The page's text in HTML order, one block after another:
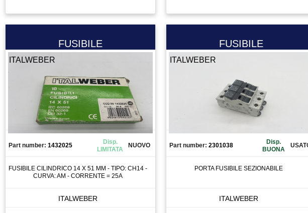
CIRCUIT BREAKER
CIRCUITO STAMPATOTO
CONDENSATORE
CONNETTORE
CONTATTO
CONTATTO AUSILIARIO
CONTATTORE
CONTATTOREORE
CUSCINETTI
FUSIBILE
ITALWEBER
Part number: 1432025
Disp.
LIMITATA
NUOVO
FUSIBILE CILINDRICO 14 X 51 MM - TIPO: CH14 -
CURVA: AM - CORRENTE = 25A
ITALWEBER
FUSIBILE
ITALWEBER
Part number: 2301038
Disp.
BUONA
PORTA FUSIBILE SEZIONABILE
ITALWEBER